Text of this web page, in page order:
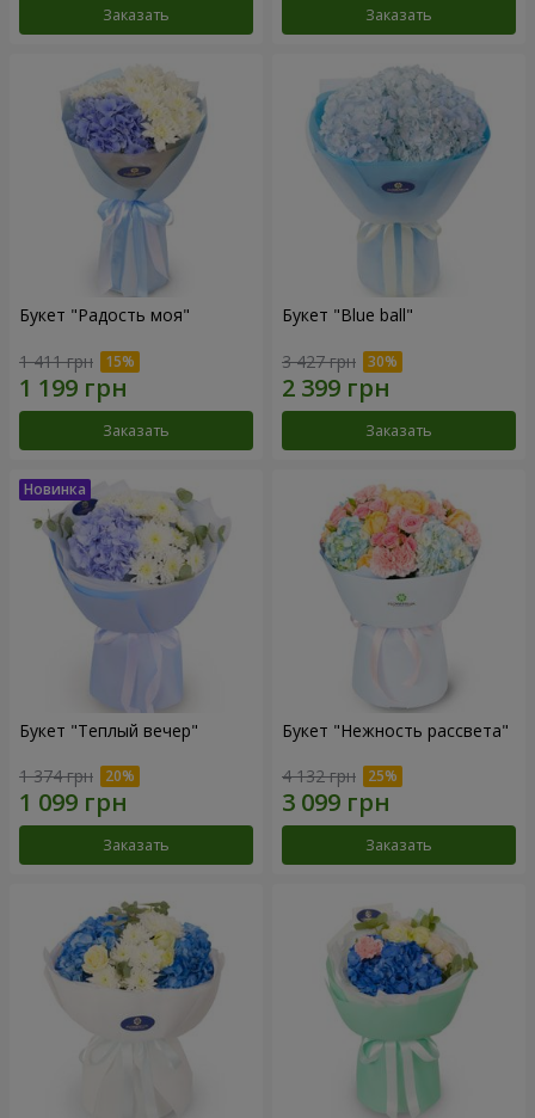
Заказать Заказать
Букет "Радость моя"
1 411 грн
Заказать
Букет "Blue ball"
3 427 грн
Заказать
Букет "Теплый вечер"
1 374 грн
Заказать
Букет "Нежность рассвета"
4 132 грн
Заказать